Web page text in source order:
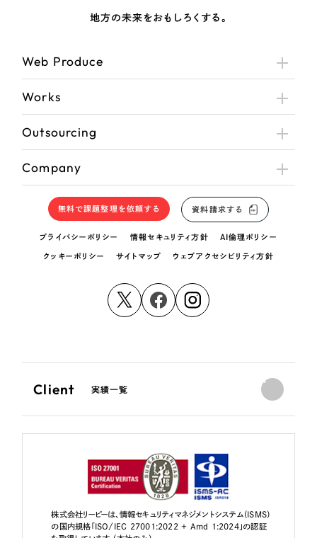
地方の未来をおもしろくする。
Web Produce
Works
Outsourcing
Company
無料で課題整理を依頼する 資料請求する
プライバシーポリシー 情報セキュリティ方針 AI倫理ポリシー
クッキーポリシー サイトマップ ウェブアクセシビリティ方針
Client 実績一覧
株式会社リーピーは、情報セキュリティマネジメントシステム（ISMS）
の国内規格「ISO/IEC 27001:2022 + Amd 1:2024」の認証